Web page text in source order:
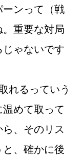
ンって（戦
重要な対局
ゃないです
れるっていう
めて取って
、そのリス
、確かに後